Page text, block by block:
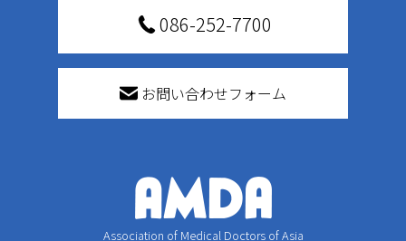
086-252-7700
お問い合わせフォーム
Association of Medical Doctors of Asia